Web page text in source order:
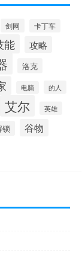
剑网 卡丁车
能 攻略
洛克
电脑 的人
艾尔 英雄
锁 谷物